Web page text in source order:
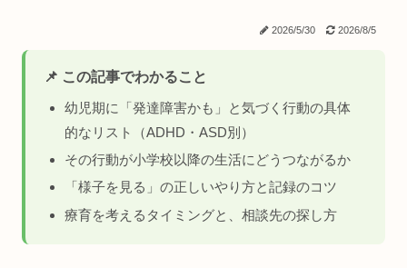
2026/5/30 2026/8/5
📌 この記事でわかること
幼児期に「発達障害かも」と気づく行動の具体
的なリスト（ADHD・ASD別）
その行動が小学校以降の生活にどうつながるか
「様子を見る」の正しいやり方と記録のコツ
療育を考えるタイミングと、相談先の探し方